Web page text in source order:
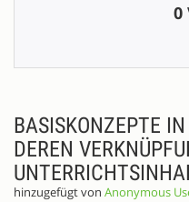
0
BASISKONZEPTE
DEREN
hinzugefügt von Anonymous